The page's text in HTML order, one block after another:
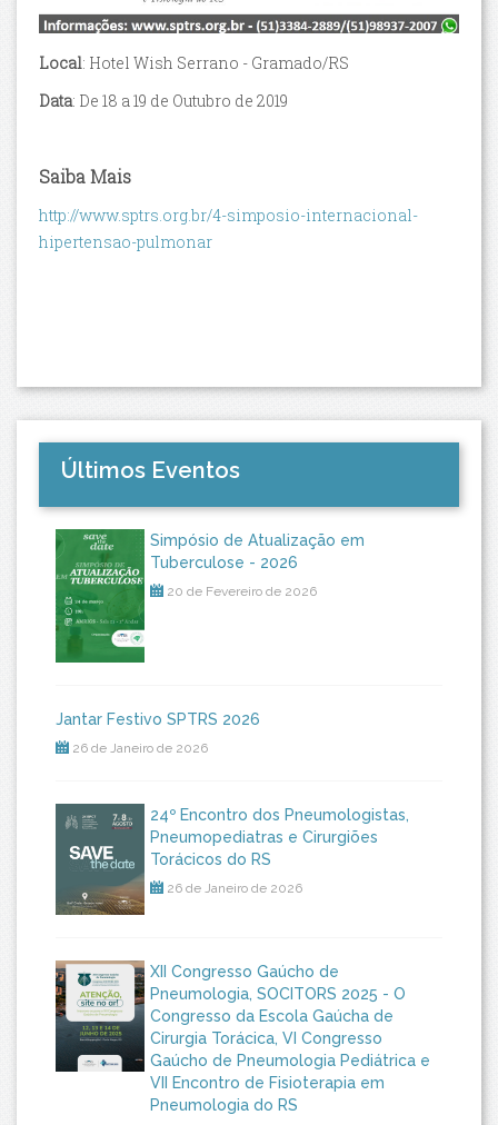
Local: Hotel Wish Serrano - Gramado/RS
Data: De 18 a 19 de Outubro de 2019
Saiba Mais
http://www.sptrs.org.br/4-simposio-internacional-
hipertensao-pulmonar
Últimos Eventos
Simpósio de Atualização em
Tuberculose - 2026
20 de Fevereiro de 2026
Jantar Festivo SPTRS 2026
26 de Janeiro de 2026
24º Encontro dos Pneumologistas,
Pneumopediatras e Cirurgiões
Torácicos do RS
26 de Janeiro de 2026
XII Congresso Gaúcho de
Pneumologia, SOCITORS 2025 - O
Congresso da Escola Gaúcha de
Cirurgia Torácica, VI Congresso
Gaúcho de Pneumologia Pediátrica e
VII Encontro de Fisioterapia em
Pneumologia do RS